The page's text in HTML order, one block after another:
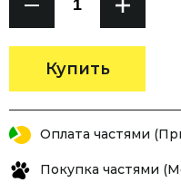
Купить
Оплата частями
Покупка частями